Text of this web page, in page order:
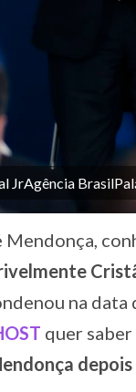
JrAgência
na
quer saber